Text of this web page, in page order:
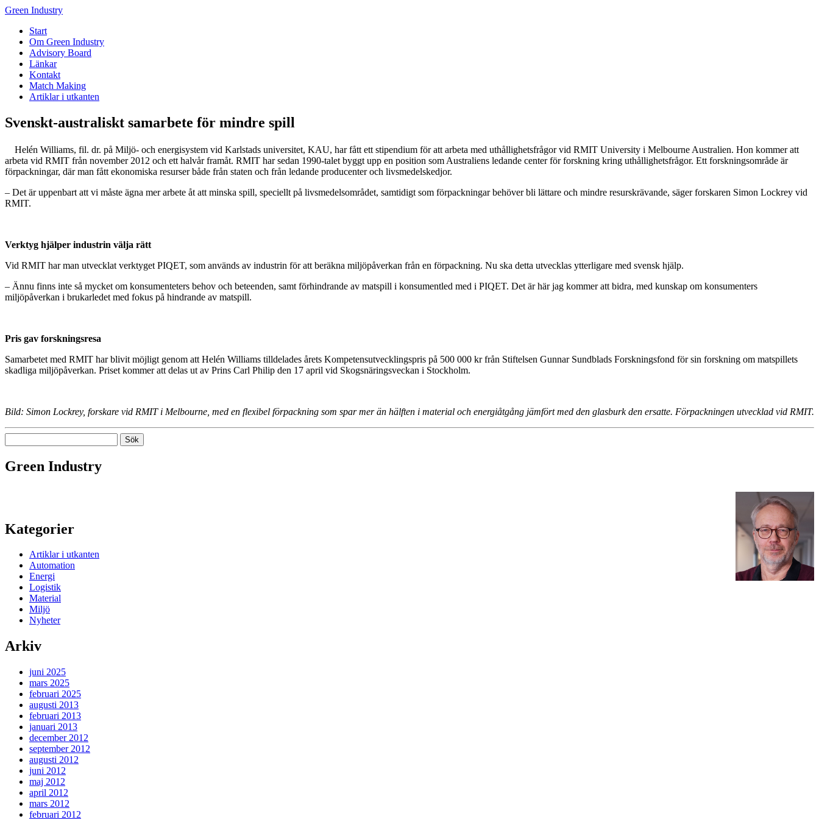
Green Industry
Start
Om Green Industry
Advisory Board
Länkar
Kontakt
Match Making
Artiklar i utkanten
Svenskt-australiskt samarbete för mindre spill
Helén Williams, fil. dr. på Miljö- och energisystem vid Karlstads universitet, KAU, har fått ett stipendium för att arbeta med uthållighetsfrågor vid RMIT University i Melbourne Australien. Hon kommer att
arbeta vid RMIT från november 2012 och ett halvår framåt. RMIT har sedan 1990-talet byggt upp en position som Australiens ledande center för forskning kring uthållighetsfrågor. Ett forskningsområde är
förpackningar, där man fått ekonomiska resurser både från staten och från ledande producenter och livsmedelskedjor.
– Det är uppenbart att vi måste ägna mer arbete åt att minska spill, speciellt på livsmedelsområdet, samtidigt som förpackningar behöver bli lättare och mindre resurskrävande, säger forskaren Simon Lockrey vid
RMIT.
Verktyg hjälper industrin välja rätt
Vid RMIT har man utvecklat verktyget PIQET, som används av industrin för att beräkna miljöpåverkan från en förpackning. Nu ska detta utvecklas ytterligare med svensk hjälp.
– Ännu finns inte så mycket om konsumenteters behov och beteenden, samt förhindrande av matspill i konsumentled med i PIQET. Det är här jag kommer att bidra, med kunskap om konsumenters
miljöpåverkan i brukarledet med fokus på hindrande av matspill.
Pris gav forskningsresa
Samarbetet med RMIT har blivit möjligt genom att Helén Williams tilldelades årets Kompetensutvecklingspris på 500 000 kr från Stiftelsen Gunnar Sundblads Forskningsfond för sin forskning om matspillets
skadliga miljöpåverkan. Priset kommer att delas ut av Prins Carl Philip den 17 april vid Skogsnäringsveckan i Stockholm.
Bild: Simon Lockrey, forskare vid RMIT i Melbourne, med en flexibel förpackning som spar mer än hälften i material och energiåtgång jämfört med den glasburk den ersatte. Förpackningen utvecklad vid RMIT.
efter:
Green Industry
Kategorier
Artiklar i utkanten
Automation
Energi
Logistik
Material
Miljö
Nyheter
Arkiv
juni 2025
mars 2025
februari 2025
augusti 2013
februari 2013
januari 2013
december 2012
september 2012
augusti 2012
juni 2012
maj 2012
april 2012
mars 2012
februari 2012